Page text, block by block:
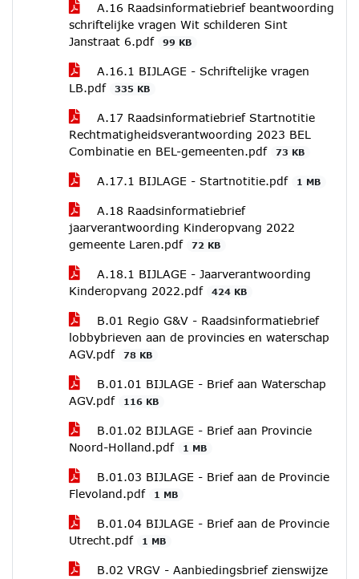
A.16 Raadsinformatiebrief beantwoording
schriftelijke vragen Wit schilderen Sint
Janstraat 6.pdf
99 KB
A.16.1 BIJLAGE - Schriftelijke vragen
LB.pdf
335 KB
A.17 Raadsinformatiebrief Startnotitie
Rechtmatigheidsverantwoording 2023 BEL
Combinatie en BEL-gemeenten.pdf
73 KB
A.17.1 BIJLAGE - Startnotitie.pdf 1 MB
A.18 Raadsinformatiebrief
jaarverantwoording Kinderopvang 2022
gemeente Laren.pdf
72 KB
A.18.1 BIJLAGE - Jaarverantwoording
Kinderopvang 2022.pdf
424 KB
B.01 Regio G&V - Raadsinformatiebrief
lobbybrieven aan de provincies en waterschap
AGV.pdf
78 KB
B.01.01 BIJLAGE - Brief aan Waterschap
AGV.pdf
116 KB
B.01.02 BIJLAGE - Brief aan Provincie
Noord-Holland.pdf
1 MB
B.01.03 BIJLAGE - Brief aan de Provincie
Flevoland.pdf
1 MB
B.01.04 BIJLAGE - Brief aan de Provincie
Utrecht.pdf
1 MB
B.02 VRGV - Aanbiedingsbrief zienswijze